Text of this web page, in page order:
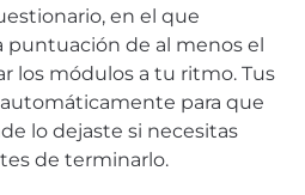
en el que
puntuación de al menos el
los módulos a tu ritmo. Tus
para que
lo dejaste si necesitas
de terminarlo.